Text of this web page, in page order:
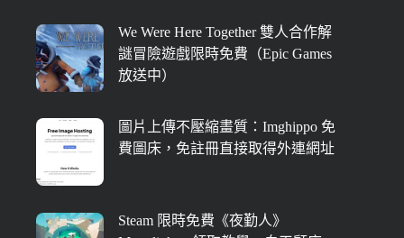
We Were Here Together 雙人合作解
謎冒險遊戲限時免費（Epic Games
放送中）
圖片上傳不壓縮畫質：Imghippo 免
費圖床，免註冊直接取得外連網址
Steam 限時免費《夜勤人》